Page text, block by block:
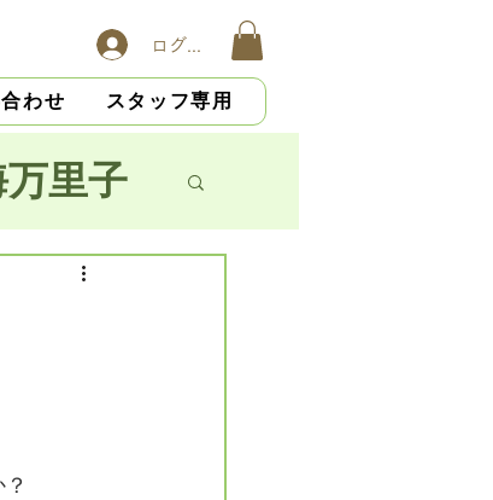
ログイン
わせ スタッフ専用
万里子
光恵